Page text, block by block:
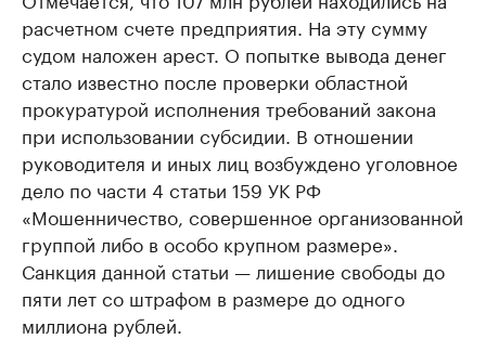
расчетном счете предприятия. На эту сумму
судом наложен арест. О попытке вывода денег
стало известно после проверки областной
прокуратурой исполнения требований закона
при использовании субсидии. В отношении
руководителя и иных лиц возбуждено уголовное
дело по части 4 статьи 159 УК РФ
«Мошенничество, совершенное организованной
группой либо в особо крупном размере».
Санкция данной статьи — лишение свободы до
пяти лет со штрафом в размере до одного
миллиона рублей.